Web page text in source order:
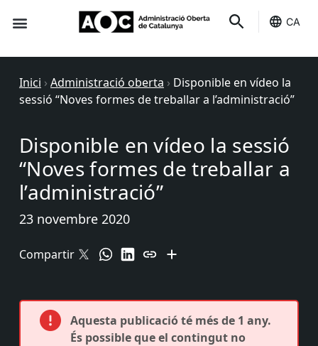
CA
Inici › Administració oberta › Disponible en vídeo la
sessió “Noves formes de treballar a l’administració”
Disponible en vídeo la sessió
“Noves formes de treballar a
l’administració”
23 novembre 2020
Compartir
Aquesta publicació té més de 1 any.
És possible que el contingut no